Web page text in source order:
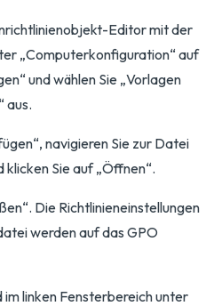
Editor mit der
„Computerkonfiguration“ auf
und wählen Sie „Vorlagen
aus.
navigieren Sie zur Datei
klicken Sie auf „Öffnen“.
Die Richtlinieneinstellungen
werden auf das GPO
linken Fensterbereich unter